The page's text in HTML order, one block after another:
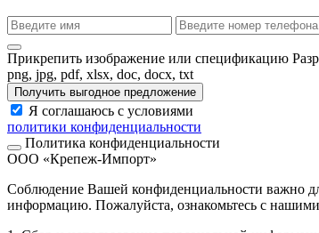
Прикрепить изображение или спецификацию
png, jpg, pdf, xlsx, doc, docx, txt
Получить выгодное предложение
Я соглашаюсь с условиями
политики конфиденциальности
Политика конфиденциальности
ООО «Крепеж-Импорт»
Соблюдение Вашей конфиденциальности важно
информацию. Пожалуйста, ознакомьтесь с